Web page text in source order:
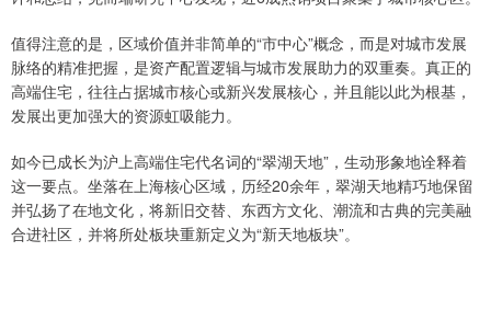
值得注意的是，区域价值并非简单的“市中心”概念，而是对城市发展
脉络的精准把握，是资产配置逻辑与城市发展助力的双重奏。真正的
高端住宅，往往占据城市核心或新兴发展核心，并且能以此为根基，
发展出更加强大的资源虹吸能力。
如今已成长为沪上高端住宅代名词的“翠湖天地”，生动形象地诠释着
这一要点。坐落在上海核心区域，历经20余年，翠湖天地精巧地保留
并弘扬了在地文化，将新旧交替、东西方文化、潮流和古典的完美融
合进社区，并将所处板块重新定义为“新天地板块”。